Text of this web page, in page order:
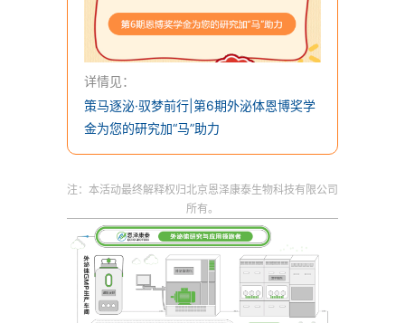
详情见：
策马逐泌·驭梦前行|第6期外泌体恩博奖学
金为您的研究加“马”助力
注：本活动最终解释权归北京恩泽康泰生物科技有限公司
所有。